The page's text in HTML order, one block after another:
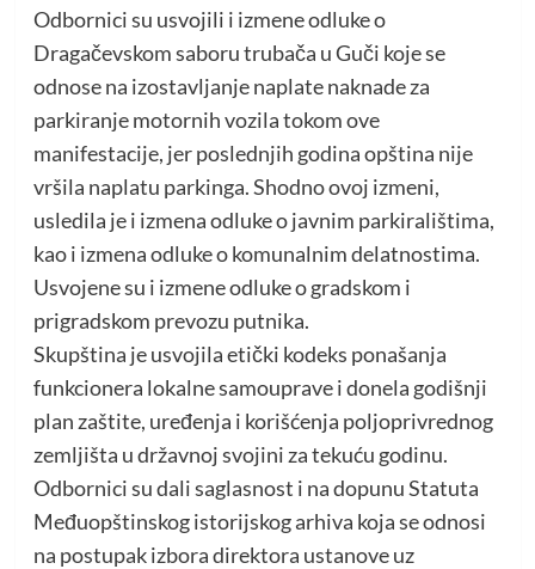
Odbornici su usvojili i izmene odluke o
Dragačevskom saboru trubača u Guči koje se
odnose na izostavljanje naplate naknade za
parkiranje motornih vozila tokom ove
manifestacije, jer poslednjih godina opština nije
vršila naplatu parkinga. Shodno ovoj izmeni,
usledila je i izmena odluke o javnim parkiralištima,
kao i izmena odluke o komunalnim delatnostima.
Usvojene su i izmene odluke o gradskom i
prigradskom prevozu putnika.
Skupština je usvojila etički kodeks ponašanja
funkcionera lokalne samouprave i donela godišnji
plan zaštite, uređenja i korišćenja poljoprivrednog
zemljišta u državnoj svojini za tekuću godinu.
Odbornici su dali saglasnost i na dopunu Statuta
Međuopštinskog istorijskog arhiva koja se odnosi
na postupak izbora direktora ustanove uz